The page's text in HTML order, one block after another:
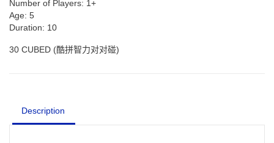
Number of Players: 1+
Age: 5
Duration: 10
30 CUBED (酷拼智力对对碰)
Description